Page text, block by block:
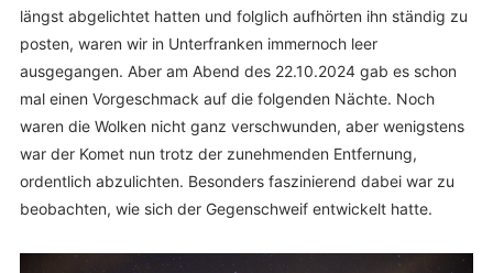
längst abgelichtet hatten und folglich aufhörten ihn ständig zu
posten, waren wir in Unterfranken immernoch leer
ausgegangen. Aber am Abend des 22.10.2024 gab es schon
mal einen Vorgeschmack auf die folgenden Nächte. Noch
waren die Wolken nicht ganz verschwunden, aber wenigstens
war der Komet nun trotz der zunehmenden Entfernung,
ordentlich abzulichten. Besonders faszinierend dabei war zu
beobachten, wie sich der Gegenschweif entwickelt hatte.